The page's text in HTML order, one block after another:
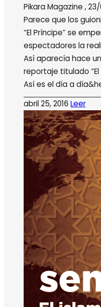
Pikara Magazine ,
Parece que los
“El Príncipe” se
espectadores la
Así aparecía hace
reportaje titulado
Así es el día a
abril 25, 2016 Leer